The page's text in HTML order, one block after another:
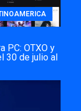
PC: OTXO y
30 de julio al